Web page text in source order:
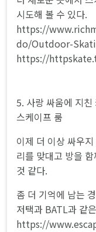
시도해 볼 수 있다.
https://
do/Outdoor-
https://
5. 사랑 싸움에 지
스케이프 룸
이제 더 이상 싸우
리를 맞대고 방을
것 같다.
좀 더 기억에 남는
저택과 BATL과 같
https://